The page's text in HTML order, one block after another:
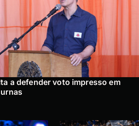
a defender voto impresso em